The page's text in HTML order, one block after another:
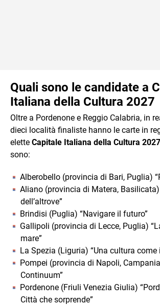
Quali sono le candidate a
Italiana della Cultura 2027
Oltre a Pordenone e Reggio Calabria, in
dieci località finaliste hanno le carte in
elette Capitale Italiana della Cultura 2027
sono:
Alberobello (provincia di Bari, Puglia)
Aliano (provincia di Matera, Basilicata)
dell’altrove”
Brindisi (Puglia) “Navigare il futuro”
Gallipoli (provincia di Lecce, Puglia)
mare”
La Spezia (Liguria) “Una cultura come
Pompei (provincia di Napoli,
Continuum”
Pordenone (Friuli Venezia Giulia)
Città che sorprende”